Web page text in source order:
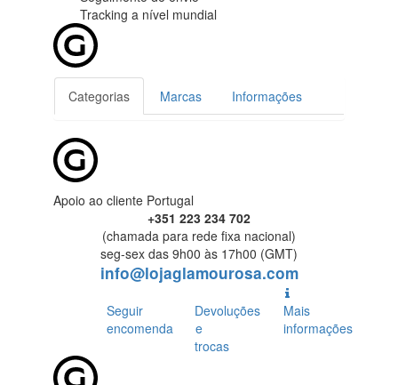
Tracking a nível mundial
Categorias Marcas Informações
Apoio ao cliente Portugal
+351 223 234 702
(chamada para rede fixa nacional)
seg-sex das 9h00 às 17h00 (GMT)
info@lojaglamourosa.com
Seguir
encomenda
Devoluções
e
trocas
Mais
informações